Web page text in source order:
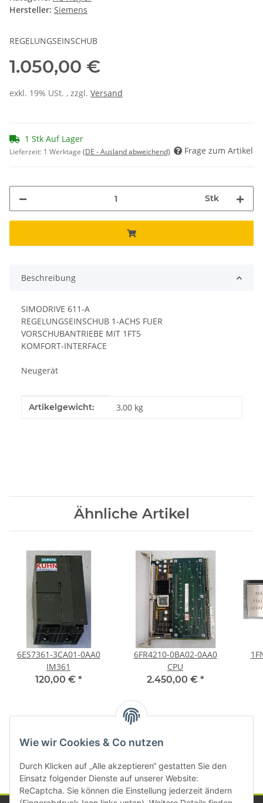
Wie wir Cookies & Co nutzen
Durch Klicken auf „Alle akzeptieren“ gestatten Sie den
Einsatz folgender Dienste auf unserer Website:
ReCaptcha. Sie können die Einstellung jederzeit ändern
Hersteller: Siemens
REGELUNGSEINSCHUB
1.050,00 €
exkl. 19% USt. , zzgl. Versand
1 Stk Auf Lager
Lieferzeit: 1 Werktage (DE - Ausland abweichend) Frage zum Artikel
Stk
Beschreibung
SIMODRIVE 611-A
REGELUNGSEINSCHUB 1-ACHS FUER
VORSCHUBANTRIEBE MIT 1FT5
KOMFORT-INTERFACE
Neugerät
Produkteigenschaft
Wert
Artikelgewicht: 3,00 kg
Ähnliche Artikel
6ES7361-3CA01-0AA0
IM361
120,00 € *
6FR4210-0BA02-0AA0
CPU
2.450,00 € *
Kategorien